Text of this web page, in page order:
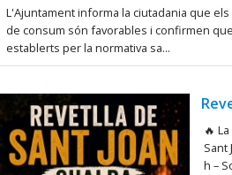
L'Ajuntament informa la ciutadania que
de consum són favorables i confirmen
establerts per la normativa sa...
🔥
Sant
h –